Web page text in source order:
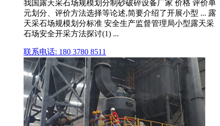
我国露天采石场规模划分制砂破碎设备厂家 价格 评价单
元划分、评价方法选择等论述,简要介绍了开展小型 ... 露
天采石场规模划分标准 安全生产监督管理局小型露天采
石场安全开采方法探讨(1) ...
联系电话: 180 3780 8511